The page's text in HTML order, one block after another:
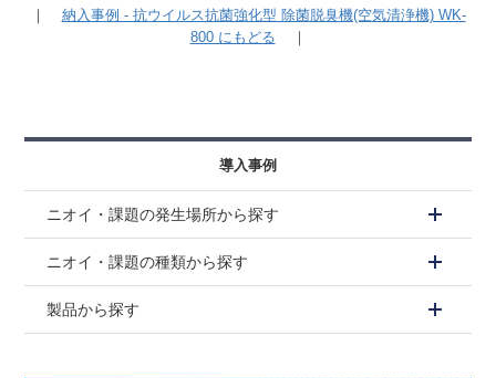
｜
納入事例 - 抗ウイルス抗菌強化型 除菌脱臭機(空気清浄機) WK-
800 にもどる
｜
導入事例
ニオイ・課題の発生場所から探す
ニオイ・課題の種類から探す
製品から探す